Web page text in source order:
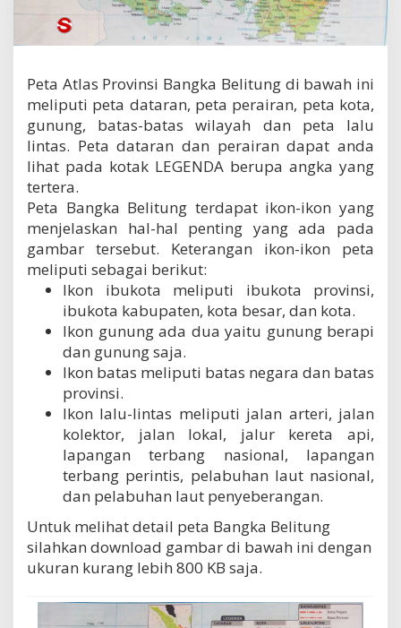
g
a
l
t
u
n
g
Peta Atlas Provinsi Bangka Belitung di bawah ini
meliputi peta dataran, peta perairan, peta kota,
gunung, batas-batas wilayah dan peta lalu
lintas. Peta dataran dan perairan dapat anda
lihat pada kotak LEGENDA berupa angka yang
tertera.
Peta Bangka Belitung terdapat ikon-ikon yang
menjelaskan hal-hal penting yang ada pada
gambar tersebut. Keterangan ikon-ikon peta
meliputi sebagai berikut:
Ikon ibukota meliputi ibukota provinsi,
ibukota kabupaten, kota besar, dan kota.
Ikon gunung ada dua yaitu gunung berapi
dan gunung saja.
Ikon batas meliputi batas negara dan batas
provinsi.
Ikon lalu-lintas meliputi jalan arteri, jalan
kolektor, jalan lokal, jalur kereta api,
lapangan terbang nasional, lapangan
terbang perintis, pelabuhan laut nasional,
dan pelabuhan laut penyeberangan.
Untuk melihat detail peta Bangka Belitung
silahkan download gambar di bawah ini dengan
ukuran kurang lebih 800 KB saja.